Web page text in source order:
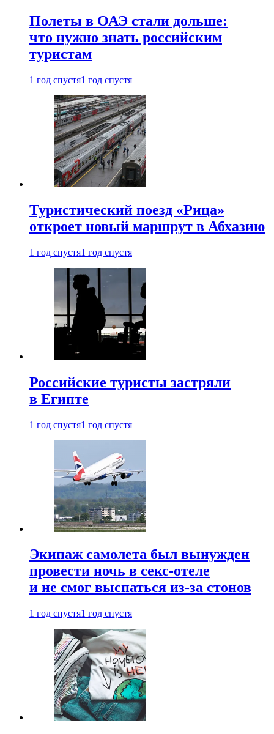
Полеты в ОАЭ стали дольше:
что нужно знать российским
туристам
1 год спустя1 год спустя
Туристический поезд «Рица»
откроет новый маршрут в Абхазию
1 год спустя1 год спустя
Российские туристы застряли
в Египте
1 год спустя1 год спустя
Экипаж самолета был вынужден
провести ночь в секс-отеле
и не смог выспаться из-за стонов
1 год спустя1 год спустя